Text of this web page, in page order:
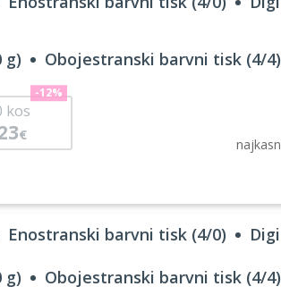
g) Obojestranski barvni tisk (4/4)
kos
€
-12%
Enostranski barvni tisk (4/0)
g) Obojestranski barvni tisk (4/4)